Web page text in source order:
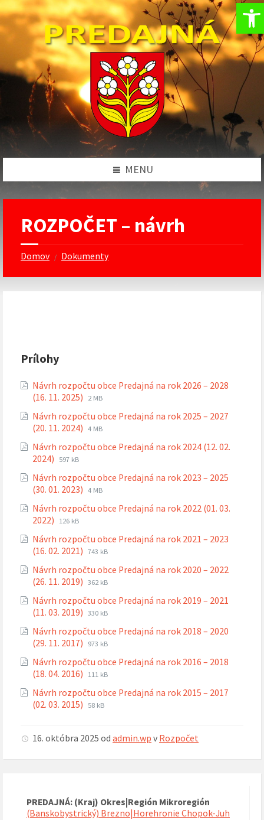
Preskočiť
na
obsah
Preskočiť
na
ľavý
Preskočiť
na
pätičku
MENU
ROZPOČET – návrh
Domov / Dokumenty
Prílohy
Návrh rozpočtu obce Predajná na rok 2026 – 2028
(16. 11. 2025) Prípona
pdf
Veľkosť
2 MB
Návrh rozpočtu obce Predajná na rok 2025 – 2027
(20. 11. 2024) Prípona
pdf
Veľkosť
4 MB
Návrh rozpočtu obce Predajná na rok 2024 (12. 02.
2024) Prípona
pdf
Veľkosť
597 kB
Návrh rozpočtu obce Predajná na rok 2023 – 2025
(30. 01. 2023) Prípona
pdf
Veľkosť
4 MB
Návrh rozpočtu obce Predajná na rok 2022 (01. 03.
2022) Prípona
pdf
Veľkosť
126 kB
Návrh rozpočtu obce Predajná na rok 2021 – 2023
(16. 02. 2021) Prípona
pdf
Veľkosť
743 kB
Návrh rozpočtu obce Predajná na rok 2020 – 2022
(26. 11. 2019) Prípona
pdf
Veľkosť
362 kB
Návrh rozpočtu obce Predajná na rok 2019 – 2021
(11. 03. 2019) Prípona
pdf
Veľkosť
330 kB
Návrh rozpočtu obce Predajná na rok 2018 – 2020
(29. 11. 2017) Prípona
pdf
Veľkosť
973 kB
Návrh rozpočtu obce Predajná na rok 2016 – 2018
(18. 04. 2016) Prípona
pdf
Veľkosť
111 kB
Návrh rozpočtu obce Predajná na rok 2015 – 2017
(02. 03. 2015) Prípona
Veľkosť
58 kB
16. októbra 2025 od admin.wp v Rozpočet
PREDAJNÁ: (Kraj) Okres|Región Mikroregión
(Banskobystrický) Brezno|Horehronie Chopok-Juh